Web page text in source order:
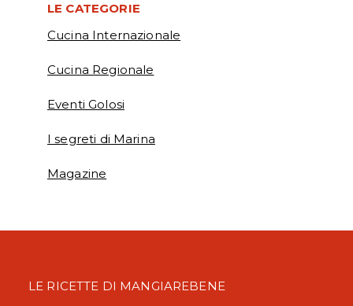
LE CATEGORIE
Cucina Internazionale
Cucina Regionale
Eventi Golosi
I segreti di Marina
Magazine
LE RICETTE DI MANGIAREBENE